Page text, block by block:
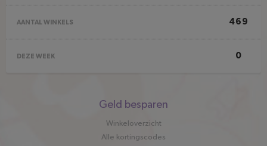
AANTAL WINKELS 469
DEZE WEEK 0
Geld besparen
Winkeloverzicht
Alle kortingscodes